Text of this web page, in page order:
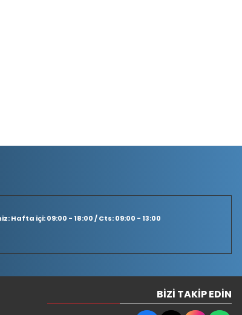
Hafta içi: 09:00 - 18:00 / Cts: 09:00 - 13:00
BIZI TAKIP EDIN